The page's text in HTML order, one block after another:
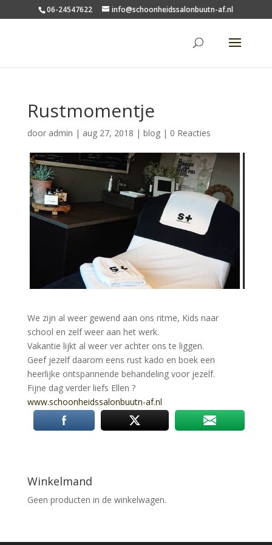
06-24547622 info@schoonheidssalonbuutn-af.nl
Rustmomentje
door admin | aug 27, 2018 | blog| 0 Reacties
We zijn al weer gewend aan ons ritme, Kids naar
school en zelf weer aan het werk.
Vakantie lijkt al weer ver achter ons te liggen.
Geef jezelf daarom eens rust kado en boek een
heerlijke ontspannende behandeling voor jezelf.
Fijne dag verder liefs Ellen ?
www.schoonheidssalonbuutn-af.nl
Winkelmand
Geen producten in de winkelwagen.